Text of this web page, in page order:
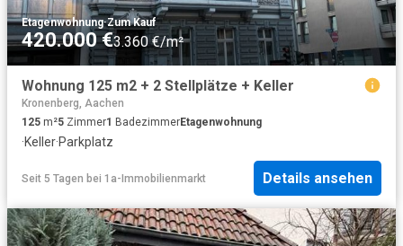
Etagenwohnung·Zum Kauf
420.000 €3.360 €/m²
Wohnung 125 m2 + 2 Stellplätze + Keller
Kronenberg, Aachen
125 m²5 Zimmer1 BadezimmerEtagenwohnung
·Keller·Parkplatz
Seit 5 Tagen bei 1a-Immobilienmarkt Details ansehen